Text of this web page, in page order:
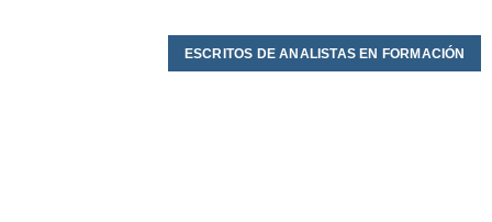
ESCRITOS DE ANALISTAS EN FORMACIÓN